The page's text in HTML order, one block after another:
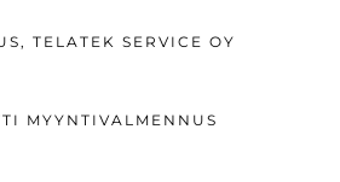
TELATEK SERVICE OY
MYYNTIVALMENNUS